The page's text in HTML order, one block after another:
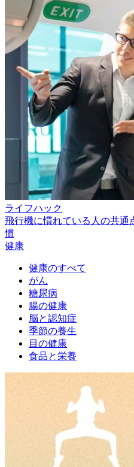
ライフハック
飛行機に慣れている人の共
慣
健康
健康のすべて
がん
糖尿病
腸の健康
脳と認知症
季節の養生
目の健康
食品と栄養